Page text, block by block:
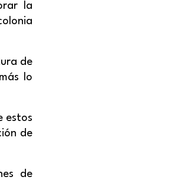
la
de
lo
estos
de
de